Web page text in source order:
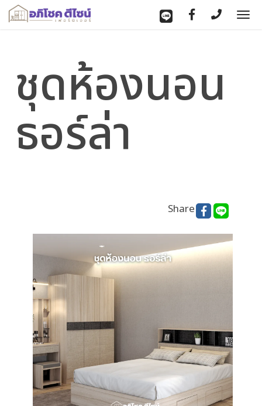
ชุดห้องนอน
ธอร์ล่า
Share